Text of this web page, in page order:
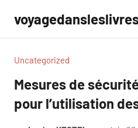
contenu
Uncategorized
Mesures de
pour l’utilisation